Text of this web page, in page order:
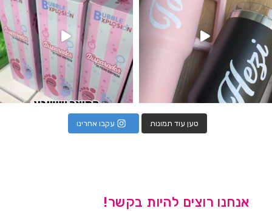
טען עוד תמונות עקבו אחרינו
אנחנו רוצים להיות בקשר!